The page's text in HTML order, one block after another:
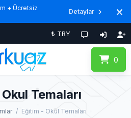
+ Ücretsiz
Detaylar
₺ TRY
0
Temaları
Eğitim - Okul Temaları